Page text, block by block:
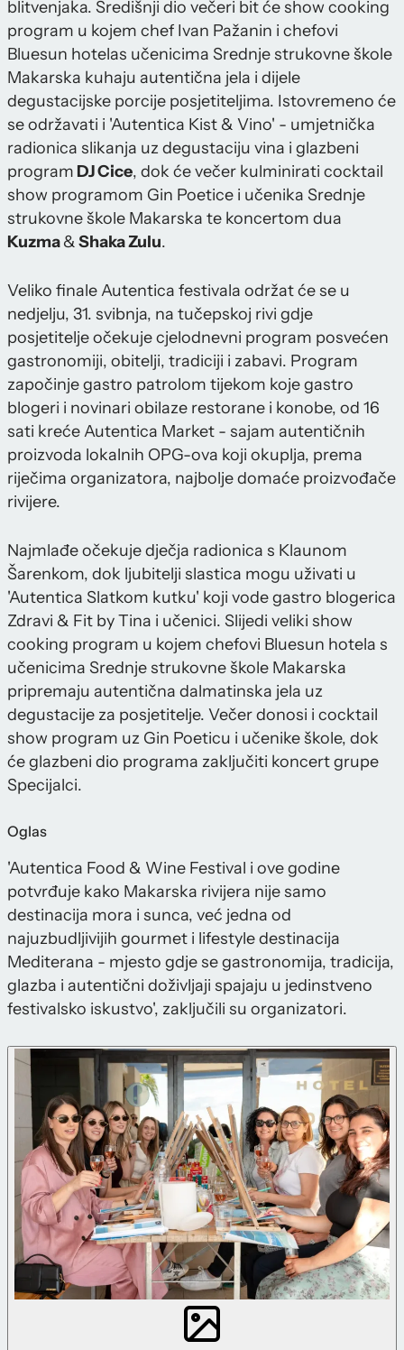
blitvenjaka. Središnji dio večeri bit će show cooking
program u kojem chef Ivan Pažanin i chefovi
Bluesun hotelas učenicima Srednje strukovne škole
Makarska kuhaju autentična jela i dijele
degustacijske porcije posjetiteljima. Istovremeno će
se održavati i 'Autentica Kist & Vino' - umjetnička
radionica slikanja uz degustaciju vina i glazbeni
program DJ Cice, dok će večer kulminirati cocktail
show programom Gin Poetice i učenika Srednje
strukovne škole Makarska te koncertom dua
Kuzma&Shaka Zulu.
Veliko finale Autentica festivala održat će se u
nedjelju, 31. svibnja, na tučepskoj rivi gdje
posjetitelje očekuje cjelodnevni program posvećen
gastronomiji, obitelji, tradiciji i zabavi. Program
započinje gastro patrolom tijekom koje gastro
blogeri i novinari obilaze restorane i konobe, od 16
sati kreće Autentica Market - sajam autentičnih
proizvoda lokalnih OPG-ova koji okuplja, prema
riječima organizatora, najbolje domaće proizvođače
rivijere.
Najmlađe očekuje dječja radionica s Klaunom
Šarenkom, dok ljubitelji slastica mogu uživati u
'Autentica Slatkom kutku' koji vode gastro blogerica
Zdravi & Fit by Tina i učenici. Slijedi veliki show
cooking program u kojem chefovi Bluesun hotela s
učenicima Srednje strukovne škole Makarska
pripremaju autentična dalmatinska jela uz
degustacije za posjetitelje. Večer donosi i cocktail
show program uz Gin Poeticu i učenike škole, dok
će glazbeni dio programa zaključiti koncert grupe
Specijalci.
Oglas
'Autentica Food & Wine Festival i ove godine
potvrđuje kako Makarska rivijera nije samo
destinacija mora i sunca, već jedna od
najuzbudljivijih gourmet i lifestyle destinacija
Mediterana - mjesto gdje se gastronomija, tradicija,
glazba i autentični doživljaji spajaju u jedinstveno
festivalsko iskustvo', zaključili su organizatori.